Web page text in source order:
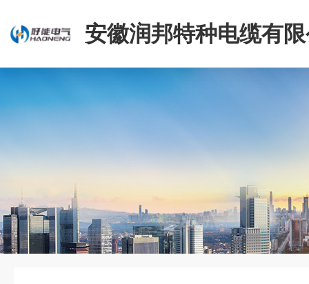
安徽润邦特种电缆有